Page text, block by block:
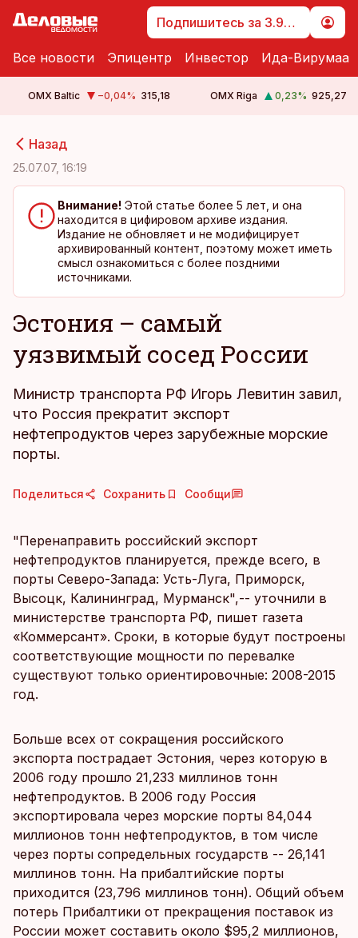
Подпишитесь за 3.99 €
Все новости Эпицентр Инвестор Ида-Вирумаа
OMX Baltic −0,04% 315,18 OMX Riga 0,23% 925,27
Назад
25.07.07, 16:19
Внимание! Этой статье более 5 лет, и она
находится в цифировом архиве издания.
Издание не обновляет и не модифицирует
архивированный контент, поэтому может иметь
смысл ознакомиться с более поздними
источниками.
Эстония – самый
уязвимый сосед России
Министр транспорта РФ Игорь Левитин завил,
что Россия прекратит экспорт
нефтепродуктов через зарубежные морские
порты.
Поделиться Сохранить Сообщи
"Перенаправить российский экспорт
нефтепродуктов планируется, прежде всего, в
порты Северо-Запада: Усть-Луга, Приморск,
Высоцк, Калининград, Мурманск",-- уточнили в
министерстве транспорта РФ, пишет газета
«Коммерсант». Сроки, в которые будут построены
соответствующие мощности по перевалке
существуют только ориентировочные: 2008-2015
год.
Больше всех от сокращения российского
экспорта пострадает Эстония, через которую в
2006 году прошло 21,233 миллинов тонн
нефтепродуктов. В 2006 году Россия
экспортировала через морские порты 84,044
миллионов тонн нефтепродуктов, в том числе
через порты сопредельных государств -- 26,141
миллинов тонн. На прибалтийские порты
приходится (23,796 миллинов тонн). Общий объем
потерь Прибалтики от прекращения поставок из
России может составить около $95,2 миллионов,